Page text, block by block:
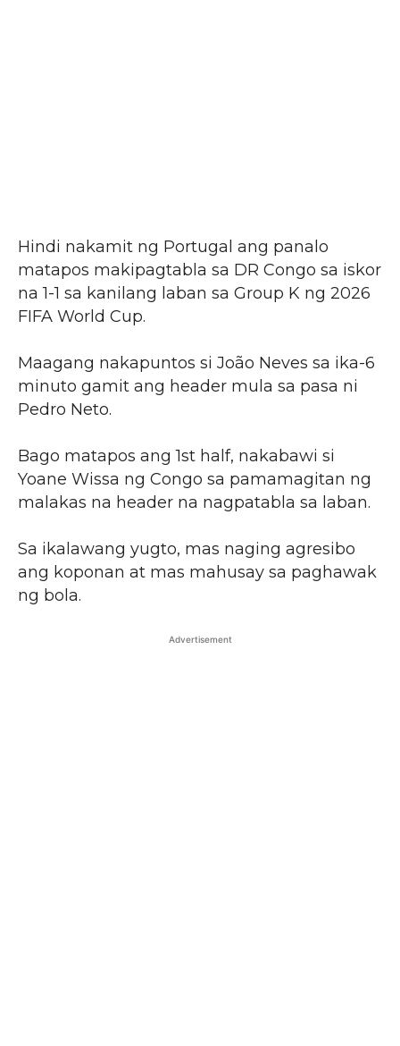
Hindi nakamit ng Portugal ang panalo
matapos makipagtabla sa DR Congo sa iskor
na 1-1 sa kanilang laban sa Group K ng 2026
FIFA World Cup.
Maagang nakapuntos si João Neves sa ika-6
minuto gamit ang header mula sa pasa ni
Pedro Neto.
Bago matapos ang 1st half, nakabawi si
Yoane Wissa ng Congo sa pamamagitan ng
malakas na header na nagpatabla sa laban.
Sa ikalawang yugto, mas naging agresibo
ang koponan at mas mahusay sa paghawak
ng bola.
Advertisement